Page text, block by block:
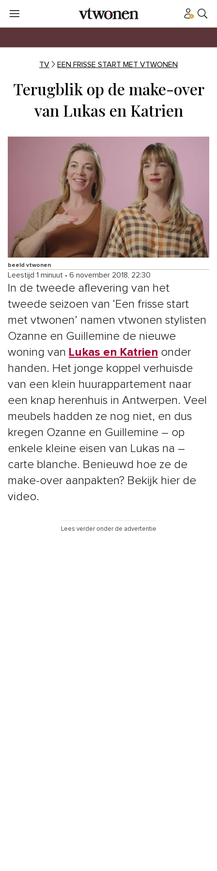
TV EEN FRISSE START MET VTWONEN
Terugblik op de make-over
van Lukas en Katrien
beeld vtwonen
Leestijd 1 minuut • 6 november 2018, 22:30
In de tweede aflevering van het
tweede seizoen van ‘Een frisse start
met vtwonen’ namen vtwonen stylisten
Ozanne en Guillemine de nieuwe
woning van Lukas en Katrien onder
handen. Het jonge koppel verhuisde
van een klein huurappartement naar
een knap herenhuis in Antwerpen. Veel
meubels hadden ze nog niet, en dus
kregen Ozanne en Guillemine – op
enkele kleine eisen van Lukas na –
carte blanche. Benieuwd hoe ze de
make-over aanpakten? Bekijk hier de
video.
Lees verder onder de advertentie